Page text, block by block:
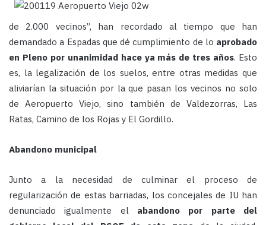
de 2.000 vecinos”, han recordado al tiempo que han
demandado a Espadas que dé cumplimiento de lo aprobado
en Pleno por unanimidad hace ya más de tres años. Esto
es, la legalización de los suelos, entre otras medidas que
aliviarían la situación por la que pasan los vecinos no solo
de Aeropuerto Viejo, sino también de Valdezorras, Las
Ratas, Camino de los Rojas y El Gordillo.
Abandono municipal
Junto a la necesidad de culminar el proceso de
regularización de estas barriadas, los concejales de IU han
denunciado igualmente el abandono por parte del